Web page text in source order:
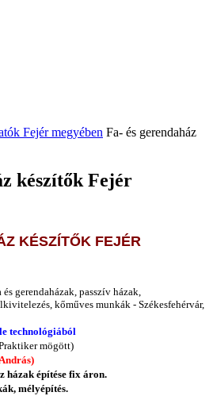
Fejér megyében Fa- és gerendaház
készítők Fejér
KÉSZÍTŐK FEJÉR
technológiából
mögött)
házak építése fix áron.
mélyépítés.